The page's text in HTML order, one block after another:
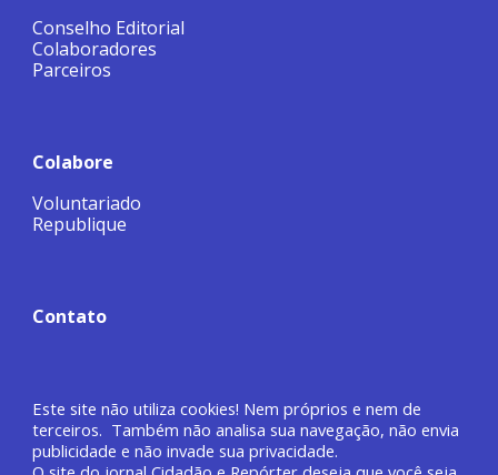
Conselho Editorial
Colaboradores
Parceiros
Colabore
Voluntariado
Republique
Contato
Este site não utiliza cookies! Nem próprios e nem de
terceiros. Também não analisa sua navegação, não envia
publicidade e não invade sua privacidade.